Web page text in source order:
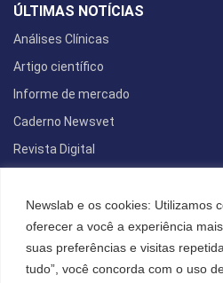
Newslab e os cookies: Utilizamos
oferecer a você a experiência
suas preferências e visitas
tudo”, você concorda com o uso
ÚLTIMAS NOTÍCIAS
Análises Clínicas
Artigo científico
Informe de mercado
Caderno Newsvet
Revista Digital
POLÍTICA DE PRIVACIDADE